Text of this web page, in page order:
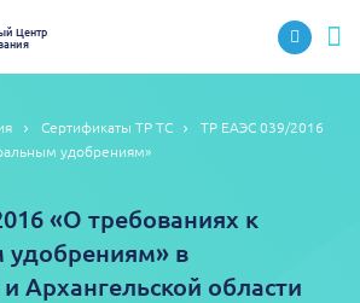
Центр
Сертификаты ТР ТС
ТР ЕАЭС 039/2016
удобрениям»
«О требованиях к
в
Архангельской области